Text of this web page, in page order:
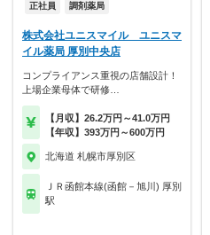
正社員 調剤薬局
株式会社ユニスマイル ユニスマ
イル薬局 厚別中央店
コンプライアンス重視の店舗設計！
上場企業母体で研修…
【月収】26.2万円～41.0万円
【年収】393万円～600万円
北海道 札幌市厚別区
ＪＲ函館本線(函館－旭川) 厚別
駅